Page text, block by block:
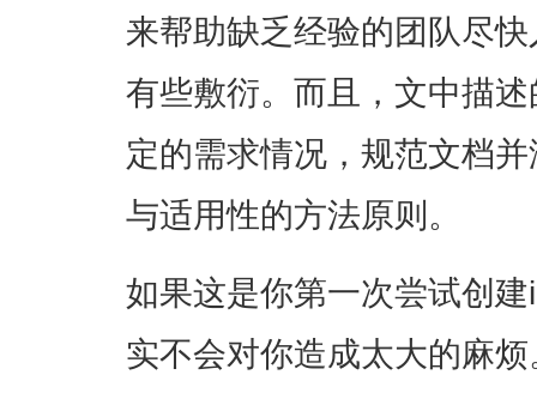
来帮助缺乏经验的团队尽
有些敷衍。而且，文中描
定的需求情况，规范文档
与适用性的方法原则。
如果这是你第一次尝试创
实不会对你造成太大的麻